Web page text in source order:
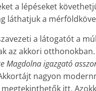
a lépéseket
láthatjuk a
a látogatót a
az akkori
Magdolna igazgató
nagyon
itt.